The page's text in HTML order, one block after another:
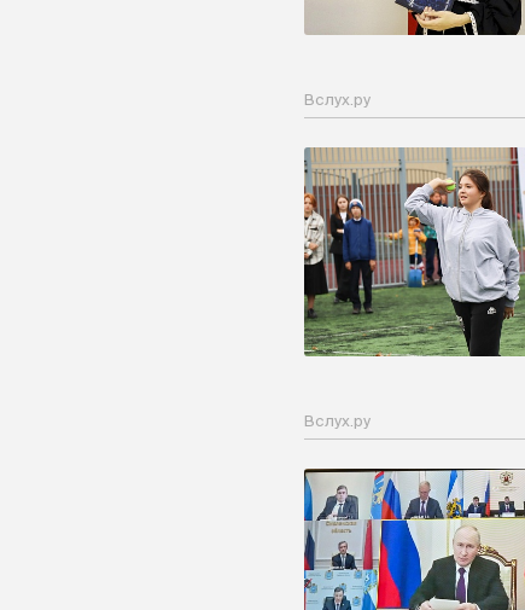
Вслух.ру
Вслух.ру